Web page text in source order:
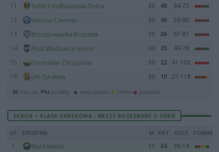
11
Sokół II Kolbuszowa Dolna 30 40
64-75
12
Victoria Czermin 30 40
56-80
13
Brzostowianka Brzostek 30 36
67-87
14
Piast Wadowice Górne 30 35
49-78
15
Dromader Chrząstów 30 23
41-102
16
LKS Żyraków 30 10 27-118
M mecze, Pkt punkty · zwycięstwo remis porażka
DĘBICA > KLASA OKRĘGOWA - MECZE ROZEGRANE U SIEBIE
LP DRUŻYNA M PKT GOLE FORMA
1 Stal II Mielec 15 34
38-14